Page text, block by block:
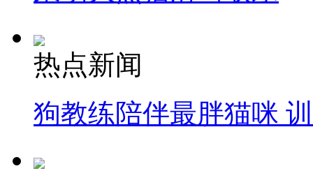
热点新闻
狗教练陪伴最胖猫咪